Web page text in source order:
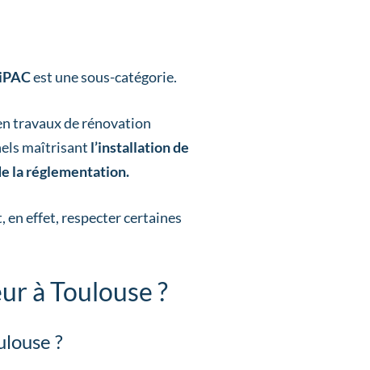
est une sous-catégorie.
travaux de rénovation
maîtrisant l’installation de
la réglementation.
en effet, respecter certaines
à Toulouse ?
?